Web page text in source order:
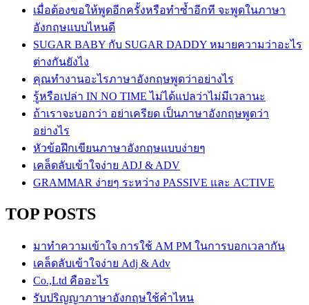
เมื่อต้องขอให้พูดอีกครั้งหรือทำซ้ำอีกที จะพูดในภาษา
อังกฤษแบบไหนดี
SUGAR BABY กับ SUGAR DADDY หมายความว่าอะไร
ต่างกันยังไง
คุณทำงานอะไรภาษาอังกฤษพูดว่าอย่างไร
รู้หรือเปล่า IN NO TIME ไม่ได้แปลว่าไม่มีเวลานะ
ถ้าเราจะบอกว่า อย่าเครียด เป็นภาษาอังกฤษพูดว่า
อย่างไร
หัวข้อฝึกเขียนภาษาอังกฤษแบบง่ายๆ
เคล็ดลับเข้าใจง่าย ADJ & ADV
GRAMMAR ง่ายๆ ระหว่าง PASSIVE และ ACTIVE
TOP POSTS
มาทำความเข้าใจ การใช้ AM PM ในการบอกเวลากัน
เคล็ดลับเข้าใจง่าย Adj & Adv
Co.,Ltd คืออะไร
รับปริญญาภาษาอังกฤษใช้คำไหน